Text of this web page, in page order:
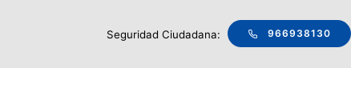
Seguridad Ciudadana: 966938130